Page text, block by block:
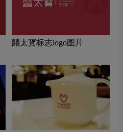
囍太寳标志logo图片